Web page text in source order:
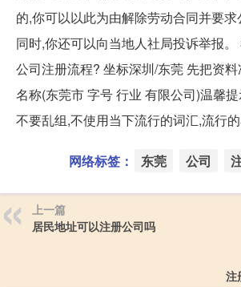
的,你可以以此为由解除劳动合同并要
同时,你还可以向当地人社局投诉举报
公司注册流程? 坐标深圳/东莞 先把资
名称(东莞市 字号 行业 有限公司)温馨
不要乱组,不使用当下流行的词汇,流行的
网络标签： 东莞 公司
上一篇
居民地址可以注册公司吗
注